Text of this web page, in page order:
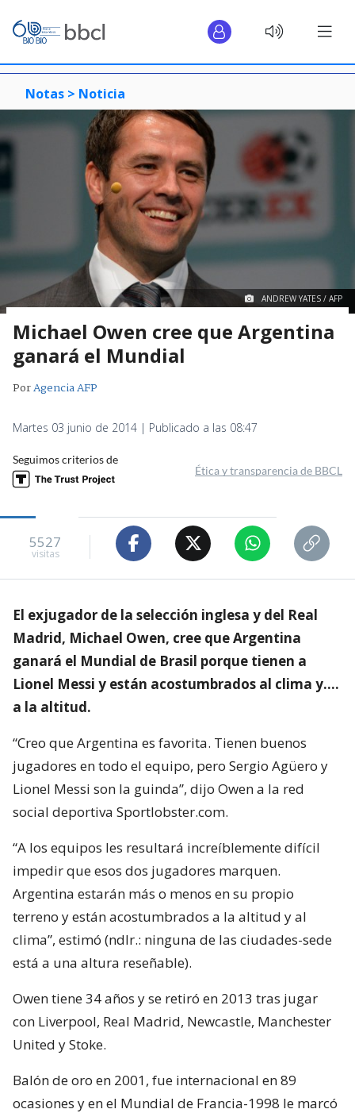
Notas > Noticia
ANDREW YATES / AFP
Michael Owen cree que Argentina
ganará el Mundial
PorAgencia AFP
Martes 03 junio de 2014 | Publicado a las 08:47
Seguimos criterios de
Ética y transparencia de BBCL
5527
visitas
El exjugador de la selección inglesa y del Real
Madrid, Michael Owen, cree que Argentina
ganará el Mundial de Brasil porque tienen a
Lionel Messi y están acostumbrados al clima y….
a la altitud.
“Creo que Argentina es favorita. Tienen buenos
jugadores en todo el equipo, pero Sergio Agüero y
Lionel Messi son la guinda”, dijo Owen a la red
social deportiva Sportlobster.com.
“A los equipos les resultará increíblemente difícil
impedir que esos dos jugadores marquen.
Argentina estarán más o menos en su propio
terreno y están acostumbrados a la altitud y al
clima”, estimó (ndlr.: ninguna de las ciudades-sede
está a una altura reseñable).
Owen tiene 34 años y se retiró en 2013 tras jugar
con Liverpool, Real Madrid, Newcastle, Manchester
United y Stoke.
Balón de oro en 2001, fue internacional en 89
ocasiones y en el Mundial de Francia-1998 le marcó